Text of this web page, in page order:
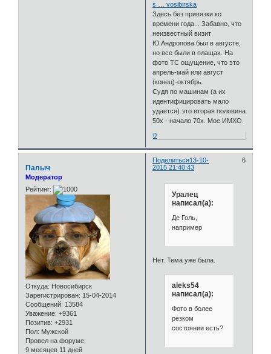
s … vosibirska
Здесь без привязки ко
времени года... Забавно, что
неизвестный визит
Ю.Андропова был в августе,
но все были в плащах. На
фото ТС ощущение, что это
апрель-май или август
(конец)-октябрь.
Судя по машинам (а их
идентифицировать мало
удается) это вторая половина
50х - начало 70х. Мое ИМХО.
0
Поделиться 6
13-10-
2015 21:40:43
Палыч
Модератор
Рейтинг:
Откуда: Новосибирск
Зарегистрирован: 15-04-2014
Сообщений: 13584
Уважение: +9361
Позитив: +2931
Пол: Мужской
Провел на форуме:
9 месяцев 11 дней
Уралец
написал(а):
Де Голь,
например
Нет. Тема уже была.
aleks54
написал(а):
Фото в более
резком
состоянии есть?